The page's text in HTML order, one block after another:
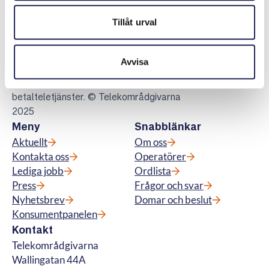
Tillåt urval
Avvisa
Telekområdgivarna
Telekområdgivarna ger opartisk och
abonnemang för tv, telefoni, bredband samt
för fiberanslutning och vi hanterar
betalteletjänster. © Telekområdgivarna
2025
Meny
Aktuellt
Kontakta oss
Lediga jobb
Press
Nyhetsbrev
Konsumentpanelen
Snabblänkar
Om oss
Operatörer
Ordlista
Frågor och svar
Domar och beslut
Kontakt
Telekområdgivarna
Wallingatan 44A